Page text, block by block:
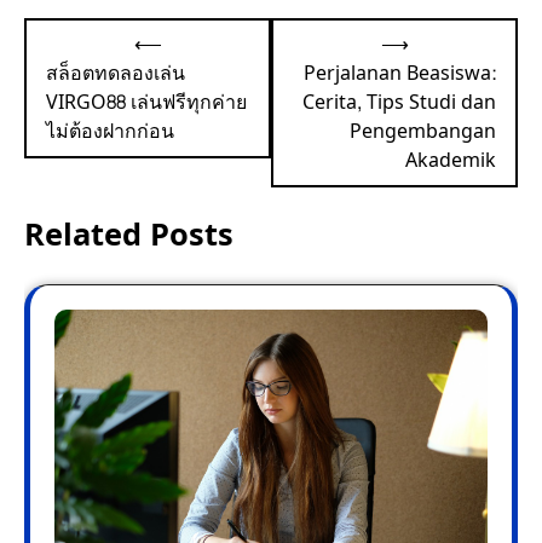
Post
navigation
⟵
สล็อตทดลองเล่น
VIRGO88 เล่นฟรีทุกค่าย
ไม่ต้องฝากก่อน
Perjalanan Beasiswa:
Cerita, Tips Studi dan
Pengembangan
Akademik
⟶
Related Posts